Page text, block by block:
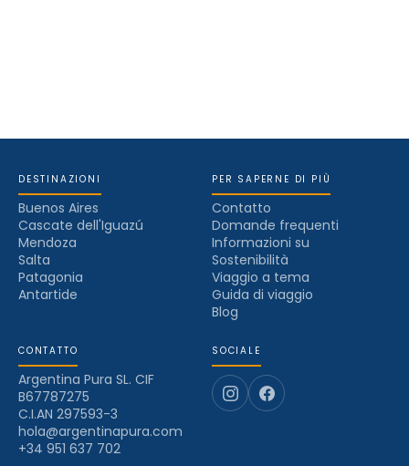
DESTINAZIONI
Buenos Aires
Cascate dell'Iguazú
Mendoza
Salta
Patagonia
Antartide
PER SAPERNE DI PIÙ
Contatto
Domande frequenti
Informazioni su
Sostenibilità
Viaggio a tema
Guida di viaggio
Blog
CONTATTO
Argentina Pura SL. CIF
B67787275
C.I.AN 297593-3
hola@argentinapura.com
+34 951 637 702
SOCIALE